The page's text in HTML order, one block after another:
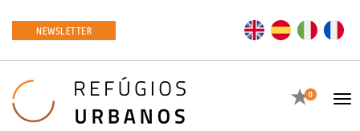
NEWSLETTER EN ES
Favoritos
0